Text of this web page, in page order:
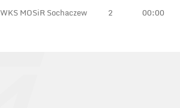
WKS MOSiR Sochaczew 2 00:00